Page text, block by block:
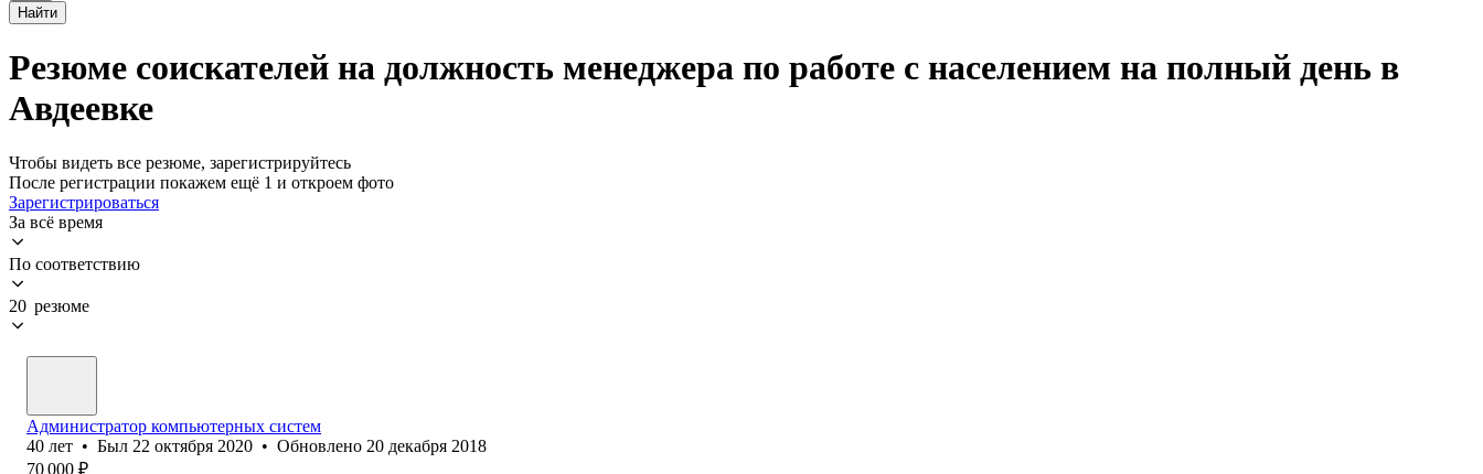
Найти
Резюме соискателей на должность менеджера по работе с населением на полный день в
Авдеевке
Чтобы видеть все резюме, зарегистрируйтесь
После регистрации покажем ещё 1 и откроем фото
Зарегистрироваться
За всё время
По соответствию
20 резюме
Администратор компьютерных систем
40 лет • Был 22 октября 2020 • Обновлено 20 декабря 2018
70 000 ₽